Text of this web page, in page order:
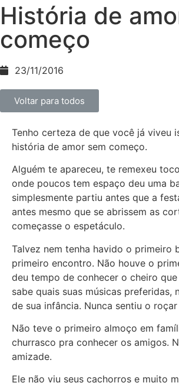
História de
começo
23/11/2016
Voltar para todos
Tenho certeza de que você já viveu
história de amor sem começo.
Alguém te apareceu, te remexeu
onde poucos tem espaço deu uma
simplesmente partiu antes que a
antes mesmo que se abrissem as
começasse o espetáculo.
Talvez nem tenha havido o primeiro
primeiro encontro. Não houve o
deu tempo de conhecer o cheiro
sabe quais suas músicas preferidas,
de sua infância. Nunca sentiu o
Não teve o primeiro almoço em
churrasco pra conhecer os amigos.
amizade.
Ele não viu seus cachorros e muito